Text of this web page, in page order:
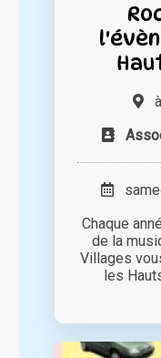
à
Chaque
de la
Villages
les